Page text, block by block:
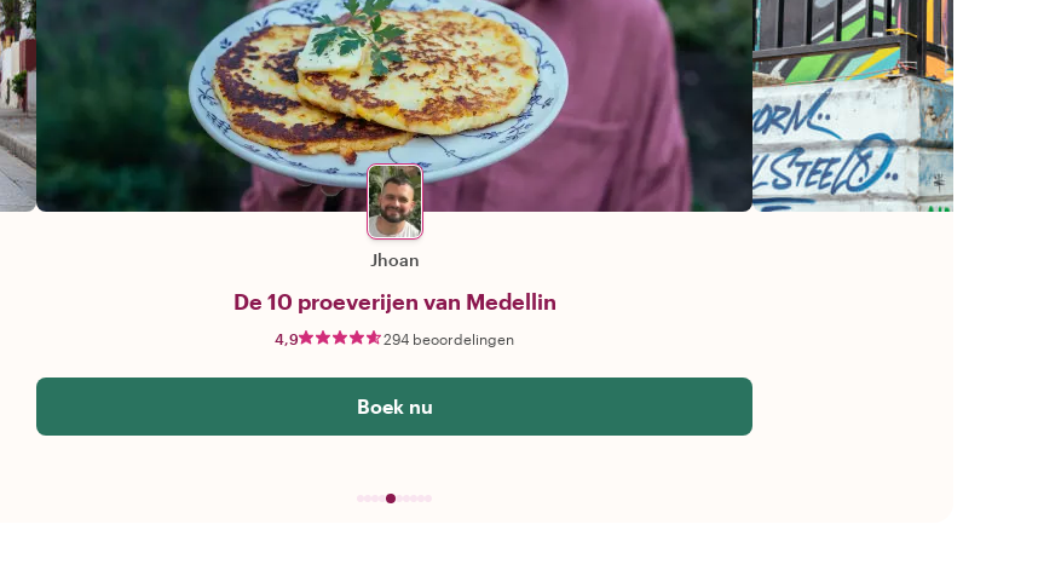
Jhoan
De 10 proeverijen van Medellin
4,9 294 beoordelingen
Boek nu